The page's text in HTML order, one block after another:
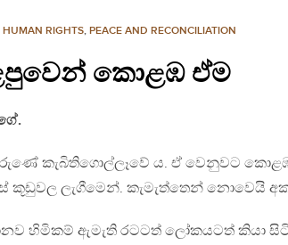
HUMAN RIGHTS, PEACE AND RECONCILIATION
කොළඹ ඒම
කැබිතිගොල්ලෑවේ ය. ඒ වෙනුවට
ලැගීමෙන්. කැමැත්තෙන් නොවෙයි
හිමිකම් ඇමැති රටටත් ලෝකයටත් කියා